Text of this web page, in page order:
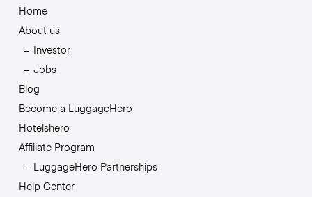
Home
About us
Investor
Jobs
Blog
Become a LuggageHero
Hotelshero
Affiliate Program
LuggageHero Partnerships
Help Center